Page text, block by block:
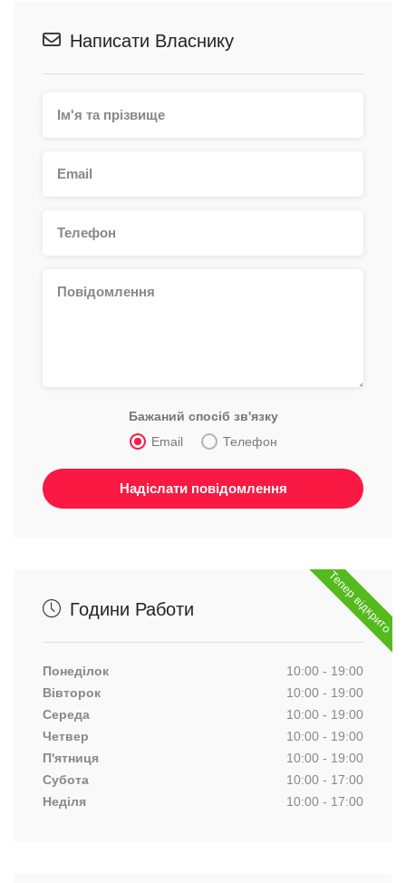
Написати Власнику
Бажаний спосіб зв'язку
Email
Телефон
Тепер відкрито
Години Работи
Понеділок
10:00 - 19:00
Вівторок
10:00 - 19:00
Середа
10:00 - 19:00
Четвер
10:00 - 19:00
П'ятниця
10:00 - 19:00
Субота
10:00 - 17:00
Неділя
10:00 - 17:00